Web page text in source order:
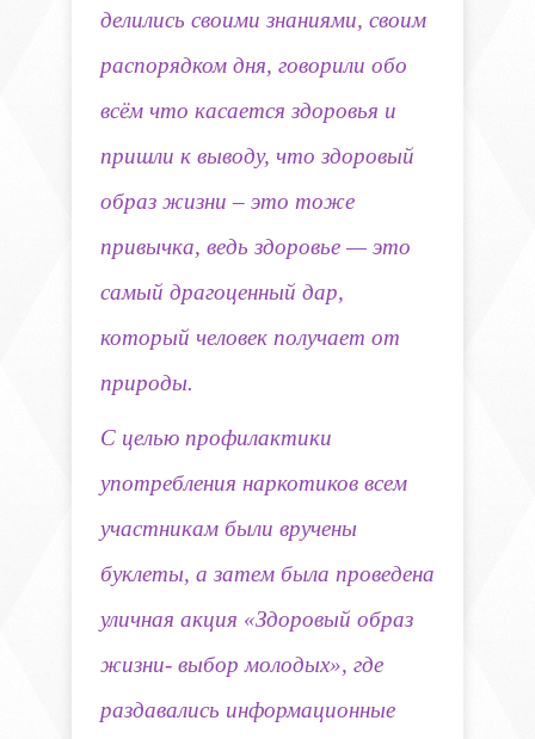
делились своими знаниями, своим
распорядком дня, говорили обо
всём что касается здоровья и
пришли к выводу, что здоровый
образ жизни – это тоже
привычка, ведь здоровье — это
самый драгоценный дар,
который человек получает от
природы.
С целью профилактики
употребления наркотиковвсем
участникам были вручены
буклеты, а затем была проведена
уличная акция «Здоровый образ
жизни- выбор молодых», где
раздавались информационные